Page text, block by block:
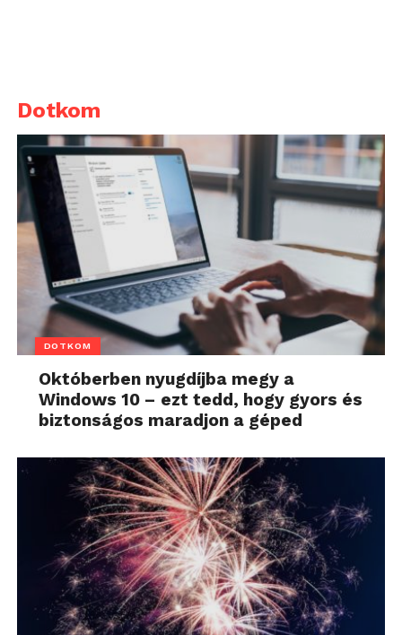
Dotkom
DOTKOM
Októberben nyugdíjba megy a
Windows 10 – ezt tedd, hogy gyors és
biztonságos maradjon a géped